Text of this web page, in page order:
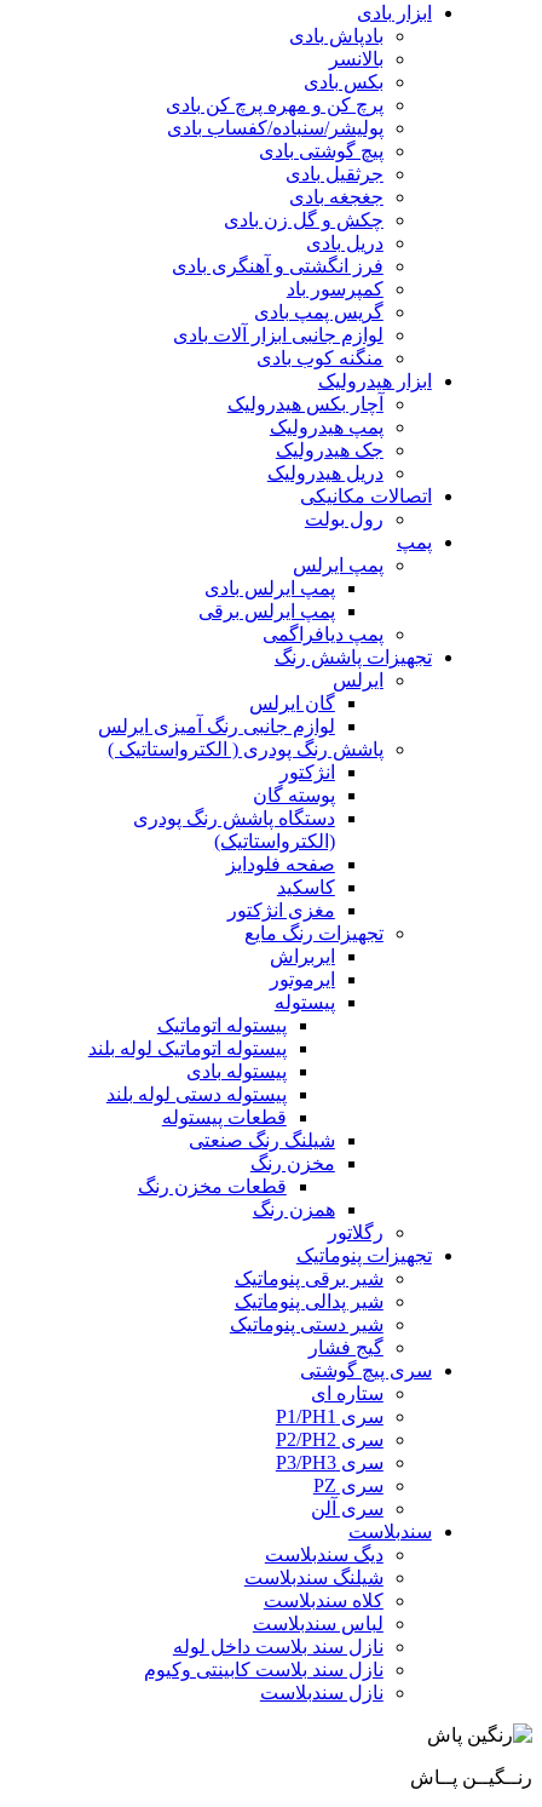
ابزار بادی
بادپاش بادی
بالانسر
بکس بادی
پرچ کن و مهره پرچ کن بادی
پولیشر/سنباده/کفساب بادی
پیچ گوشتی بادی
جرثقیل بادی
جغجغه بادی
چکش و گل زن بادی
دریل بادی
فرز انگشتی و آهنگری بادی
کمپرسور باد
گریس پمپ بادی
لوازم جانبی ابزار آلات بادی
منگنه کوب بادی
ابزار هیدرولیک
آچار بکس هیدرولیک
پمپ هیدرولیک
جک هیدرولیک
دریل هیدرولیک
اتصالات مکانیکی
رول بولت
پمپ
پمپ ایرلس
پمپ ایرلس بادی
پمپ ایرلس برقی
پمپ دیافراگمی
تجهیزات پاشش رنگ
ایرلس
گان ایرلس
لوازم جانبی رنگ آمیزی ایرلس
پاشش رنگ پودری ( الکترواستاتیک )
انژکتور
پوسته گان
دستگاه پاشش رنگ پودری
(الکترواستاتیک)
صفحه فلودایز
کاسکید
مغزی انژکتور
تجهیزات رنگ مایع
ایربراش
ایرموتور
پیستوله
پیستوله اتوماتیک
پیستوله اتوماتیک لوله بلند
پیستوله بادی
پیستوله دستی لوله بلند
قطعات پیستوله
شیلنگ رنگ صنعتی
مخزن رنگ
قطعات مخزن رنگ
همزن رنگ
رگلاتور
تجهیزات پنوماتیک
شیر برقی پنوماتیک
شیر پدالی پنوماتیک
شیر دستی پنوماتیک
گیج فشار
سری پیچ گوشتی
ستاره ای
سری P1/PH1
سری P2/PH2
سری P3/PH3
سری PZ
سری آلن
سندبلاست
دیگ سندبلاست
شیلنگ سندبلاست
کلاه سندبلاست
لباس سندبلاست
نازل سند بلاست داخل لوله
نازل سند بلاست کابینتی وکیوم
نازل سندبلاست
رنــگیــن پــاش